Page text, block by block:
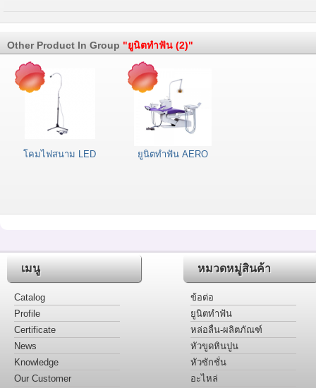
Other Product In Group "ยูนิตทำฟัน (2)"
โคมไฟสนาม LED ยูนิตทำฟัน AERO
เมนู
Catalog
Profile
Certificate
News
Knowledge
Our Customer
หมวดหมู่สินค้า
ข้อต่อ
ยูนิตทำฟัน
หล่อลื่น-ผลิตภัณฑ์
หัวขูดหินปูน
หัวซักชั่น
อะไหล่